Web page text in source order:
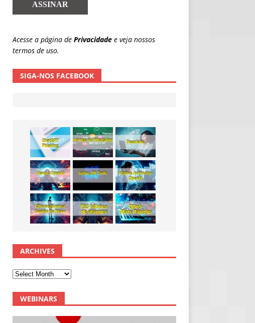
Acesse a página de Privacidade e veja nossos
termos de uso.
SIGA-NOS FACEBOOK
ARCHIVES
WEBINARS